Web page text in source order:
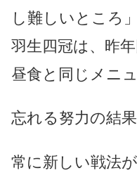
し難しいところ
羽生四冠は、昨
昼食と同じメニ
忘れる努力の結果
常に新しい戦法